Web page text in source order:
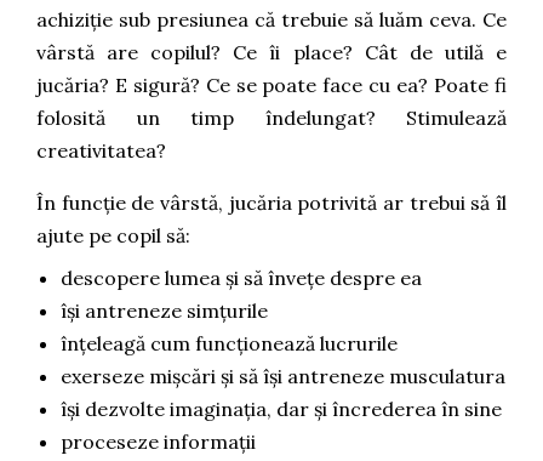
achiziție sub presiunea că trebuie să luăm ceva. Ce
vârstă are copilul? Ce îi place? Cât de utilă e
jucăria? E sigură? Ce se poate face cu ea? Poate fi
folosită un timp îndelungat? Stimulează
creativitatea?
În funcție de vârstă, jucăria potrivită ar trebui să îl
ajute pe copil să:
descopere lumea și să învețe despre ea
își antreneze simțurile
înțeleagă cum funcționează lucrurile
exerseze mișcări și să își antreneze musculatura
își dezvolte imaginația, dar și încrederea în sine
proceseze informații